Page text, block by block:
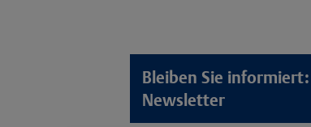
Bleiben Sie
Newsletter